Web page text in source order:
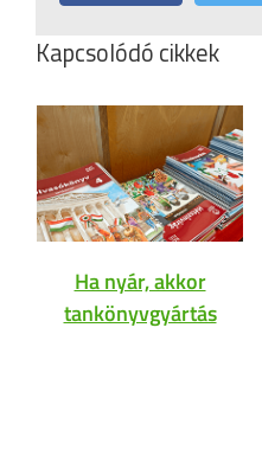
Kapcsolódó cikkek
Ha nyár, akkor
tankönyvgyártás